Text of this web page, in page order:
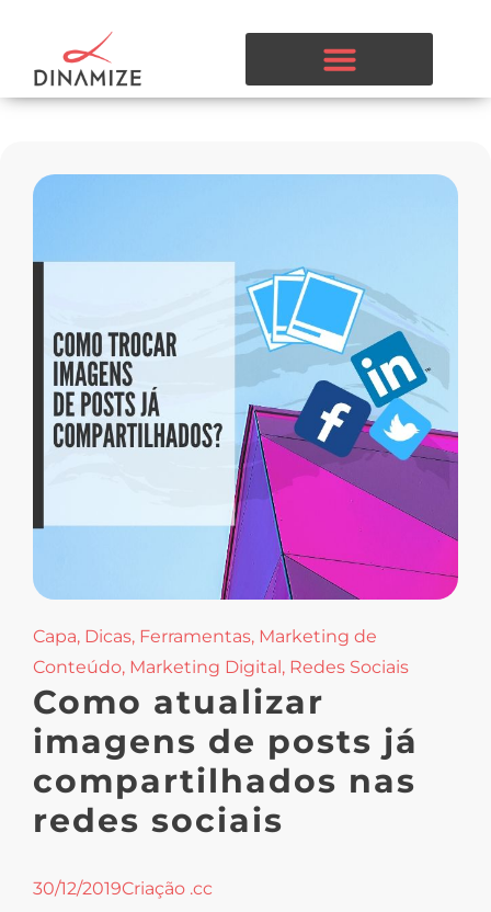
Capa, Dicas, Ferramentas, Marketing de
Conteúdo, Marketing Digital , Redes Sociais
Como atualizar
imagens de posts já
compartilhados nas
redes sociais
30/12/2019Criação .cc